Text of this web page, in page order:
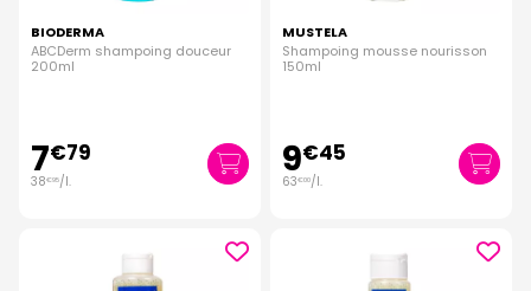
BIODERMA
ABCDerm shampoing douceur
200ml
7€79
38€95/l.
MUSTELA
Shampoing mousse nourisson
150ml
9€45
63€00/l.